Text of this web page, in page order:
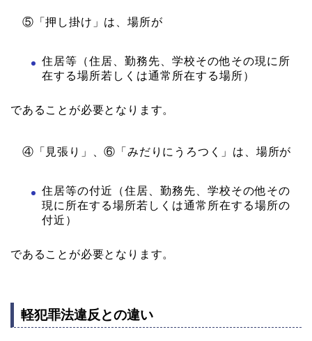
⑤「押し掛け」は、場所が
住居等（住居、勤務先、学校その他その現に所
在する場所若しくは通常所在する場所）
であることが必要となります。
④「見張り」、⑥「みだりにうろつく」は、場所が
住居等の付近（住居、勤務先、学校その他その
現に所在する場所若しくは通常所在する場所の
付近）
であることが必要となります。
軽犯罪法違反との違い